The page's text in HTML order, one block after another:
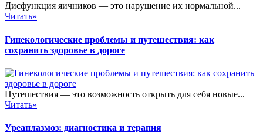
Дисфункция яичников — это нарушение их нормальной...
Читать»
Гинекологические проблемы и путешествия: как
сохранить здоровье в дороге
Путешествия — это возможность открыть для себя новые...
Читать»
Уреаплазмоз: диагностика и терапия